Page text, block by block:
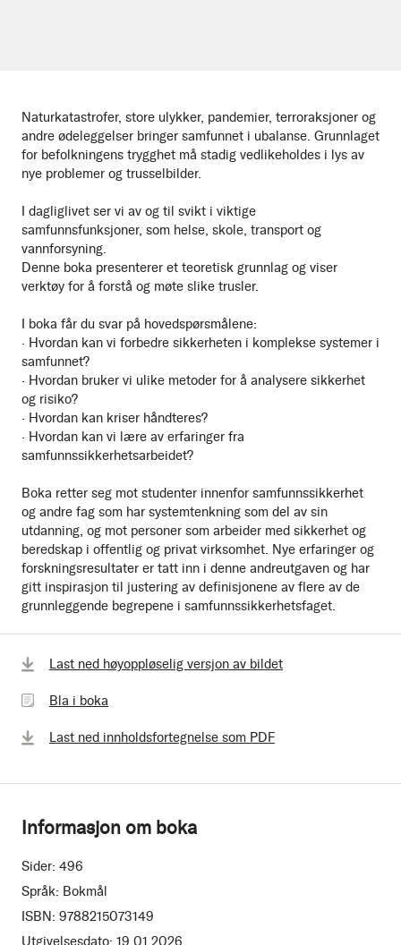
Naturkatastrofer, store ulykker, pandemier, terroraksjoner og
andre ødeleggelser bringer samfunnet i ubalanse. Grunnlaget
for befolkningens trygghet må stadig vedlikeholdes i lys av
nye problemer og trusselbilder.
I dagliglivet ser vi av og til svikt i viktige
samfunnsfunksjoner, som helse, skole, transport og
vannforsyning.
Denne boka presenterer et teoretisk grunnlag og viser
verktøy for å forstå og møte slike trusler.
I boka får du svar på hovedspørsmålene:
· Hvordan kan vi forbedre sikkerheten i komplekse systemer i
samfunnet?
· Hvordan bruker vi ulike metoder for å analysere sikkerhet
og risiko?
· Hvordan kan kriser håndteres?
· Hvordan kan vi lære av erfaringer fra
samfunnssikkerhetsarbeidet?
Boka retter seg mot studenter innenfor samfunnssikkerhet
og andre fag som har systemtenkning som del av sin
utdanning, og mot personer som arbeider med sikkerhet og
beredskap i offentlig og privat virksomhet. Nye erfaringer og
forskningsresultater er tatt inn i denne andreutgaven og har
gitt inspirasjon til justering av definisjonene av flere av de
grunnleggende begrepene i samfunnssikkerhetsfaget.
Last ned høyoppløselig versjon av bildet
Bla
bokaBla i boka
Last ned innholdsfortegnelse som PDF
Informasjon om boka
Sider: 496
Språk: Bokmål
ISBN: 9788215073149
Utgivelsesdato: 19.01.2026